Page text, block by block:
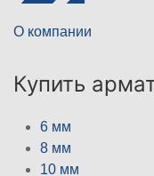
О компании
Купить
6 мм
8 мм
10 мм